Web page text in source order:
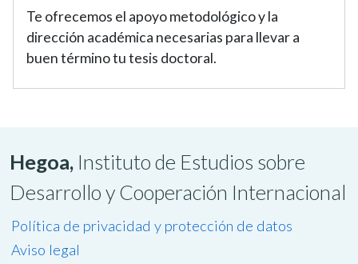
Te ofrecemos el apoyo metodológico y la
dirección académica necesarias para llevar a
buen término tu tesis doctoral.
Hegoa, Instituto de Estudios sobre
Desarrollo y Cooperación Internacional
Política de privacidad y protección de datos
Aviso legal